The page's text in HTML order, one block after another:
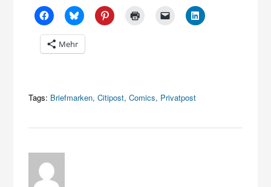
Mehr
Tags: Briefmarken,Citipost,Comics, Privatpost